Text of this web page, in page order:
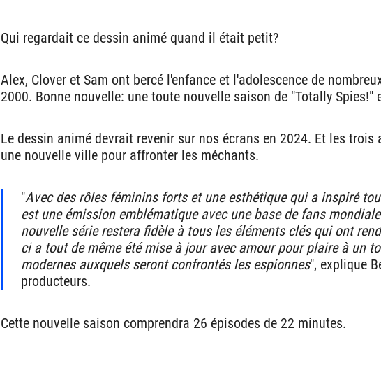
Qui regardait ce dessin animé quand il était petit?
Alex, Clover et Sam ont bercé l'enfance et l'adolescence de
2000. Bonne nouvelle: une toute nouvelle saison de "Totally Spies!"
Le dessin animé devrait revenir sur nos écrans en 2024. Et les trois
une nouvelle ville pour affronter les méchants.
"Avec des rôles féminins forts et une esthétique qui a inspiré
est une émission emblématique avec une base de fans
nouvelle série restera fidèle à tous les éléments clés qui ont
ci a tout de même été mise à jour avec amour pour plaire à un
modernes auxquels seront confrontés les espionnes", explique
producteurs.
Cette nouvelle saison comprendra 26 épisodes de 22 minutes.